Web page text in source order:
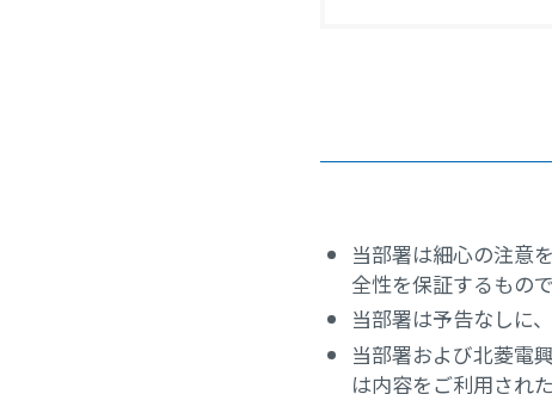
当部署は細心の注意
全性を保証するもの
当部署は予告なしに
当部署および北菱電
は内容をご利用され